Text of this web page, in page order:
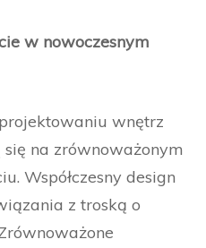
w nowoczesnym
wnętrz
na zrównoważonym
Współczesny design
z troską o